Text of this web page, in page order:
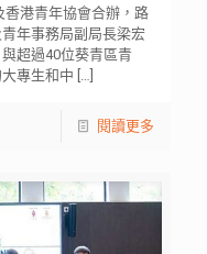
香港青年協會合辦，路
年事務局副局長梁宏
超過40位葵青區青
專生和中 […]
閱讀更多